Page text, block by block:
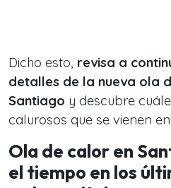
Dicho esto, revisa a
detalles de la nueva ola
Santiago y descubre
calurosos que se vienen
Ola de calor en
el tiempo en los